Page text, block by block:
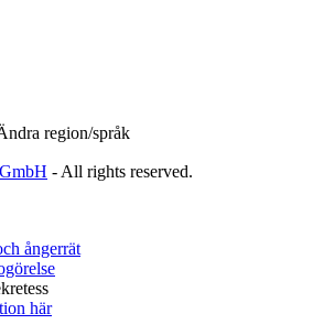
region/språk
- All rights reserved.
ångerrät
här